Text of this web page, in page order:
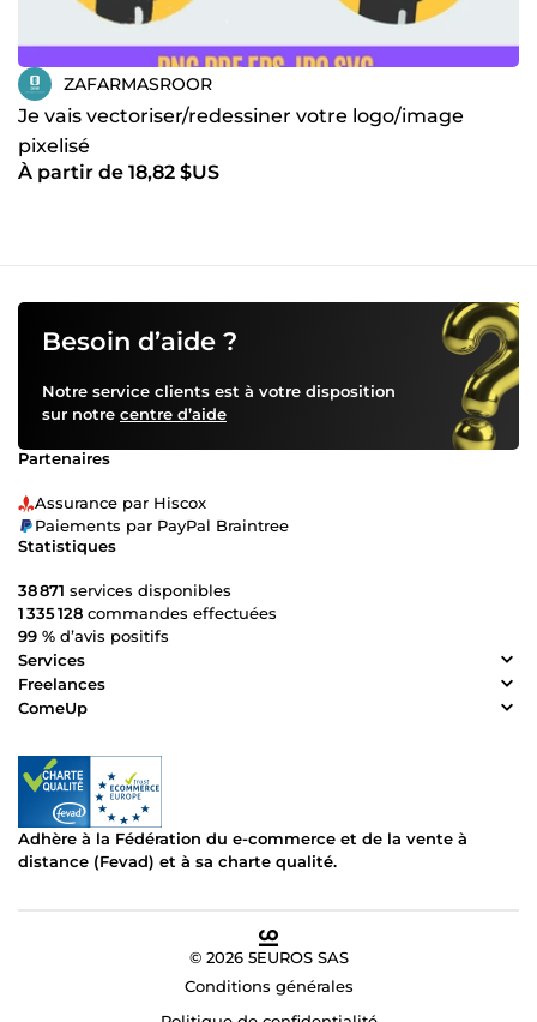
ZAFARMASROOR
Je vais vectoriser/redessiner votre logo/image
pixelisé
À partir de 18,82 $US
Besoin d’aide ?
Notre service clients est à votre disposition
sur notre centre d’aide
Partenaires
Assurance par Hiscox
Paiements par PayPal Braintree
Statistiques
38 871 services disponibles
1 335 128 commandes effectuées
99 % d’avis positifs
Services
Freelances
ComeUp
Adhère à la Fédération du e-commerce et de la vente à
distance (Fevad) et à sa charte qualité.
© 2026 5EUROS SAS
Conditions générales